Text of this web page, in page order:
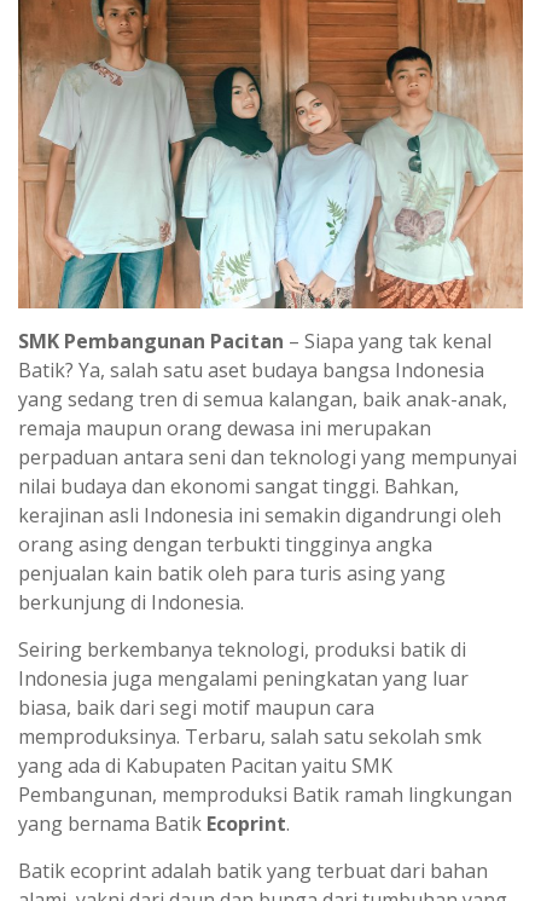
SMK Pembangunan Pacitan – Siapa yang tak kenal
Batik? Ya, salah satu aset budaya bangsa Indonesia
yang sedang tren di semua kalangan, baik anak-anak,
remaja maupun orang dewasa ini merupakan
perpaduan antara seni dan teknologi yang mempunyai
nilai budaya dan ekonomi sangat tinggi. Bahkan,
kerajinan asli Indonesia ini semakin digandrungi oleh
orang asing dengan terbukti tingginya angka
penjualan kain batik oleh para turis asing yang
berkunjung di Indonesia.
Seiring berkembanya teknologi, produksi batik di
Indonesia juga mengalami peningkatan yang luar
biasa, baik dari segi motif maupun cara
memproduksinya. Terbaru, salah satu sekolah smk
yang ada di Kabupaten Pacitan yaitu SMK
Pembangunan, memproduksi Batik ramah lingkungan
yang bernama Batik Ecoprint.
Batik ecoprint adalah batik yang terbuat dari bahan